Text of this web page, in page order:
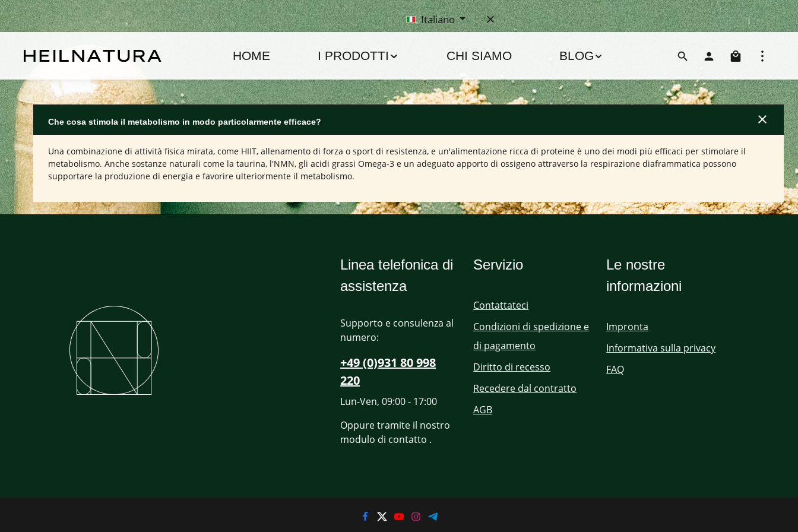
al contenuto principale
Passa alla navigazione principale Italiano
HOME I PRODOTTI CHI SIAMO BLOG Il
Che cosa stimola il metabolismo in modo particolarmente efficace?
Una combinazione di attività fisica mirata, come HIIT, allenamento di forza o sport di resistenza, e un'alimentazione ricca di proteine è uno dei modi più efficaci per stimolare il
metabolismo. Anche sostanze naturali come la taurina, l'NMN, gli acidi grassi Omega-3 e un adeguato apporto di ossigeno attraverso la respirazione diaframmatica possono
supportare la produzione di energia e favorire ulteriormente il metabolismo.
Linea telefonica di
assistenza
Supporto e consulenza al
numero:
+49 (0)931 80 998
220
Lun-Ven, 09:00 - 17:00
Oppure tramite il nostro
modulo di contatto .
Servizio
Contattateci
Condizioni di spedizione e
di pagamento
Diritto di recesso
Recedere dal contratto
AGB
Le nostre
informazioni
Impronta
Informativa sulla privacy
FAQ